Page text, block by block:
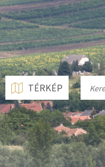
237
282
284
TÉRKÉP